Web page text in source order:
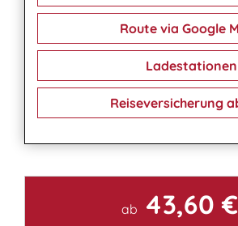
Route via Google
Ladestationen
Reiseversicherung
Kontaktab 43,60 €